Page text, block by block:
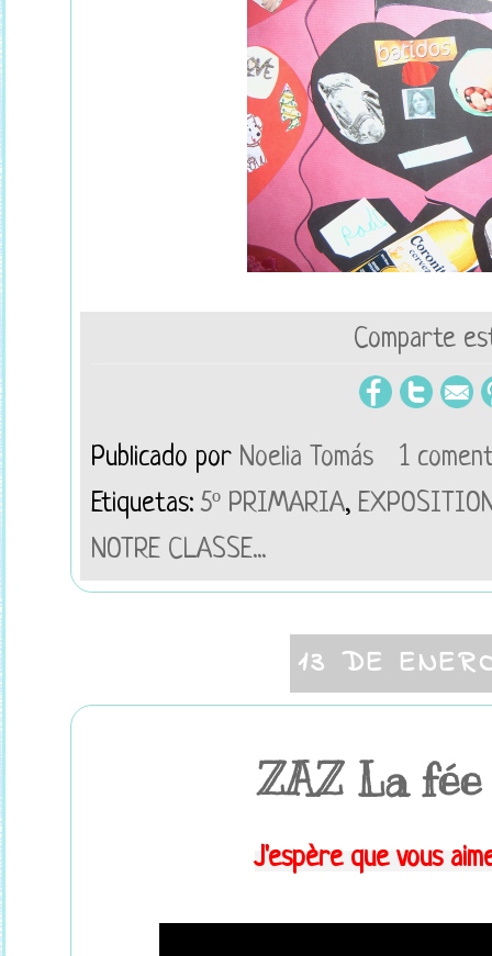
Comparte
Publicado por Noelia Tomás
1
Etiquetas:5º PRIMARIA,
NOTRE CLASSE...
13 DE
ZAZ La
J'espère que vous